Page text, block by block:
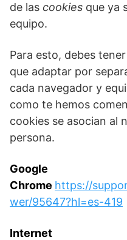
de las cookies que ya
equipo.
Para esto, debes
que adaptar por
cada navegador y
como te hemos
cookies se asocian al
persona.
Google
Chrome https://
wer/95647?hl=es-419
Internet